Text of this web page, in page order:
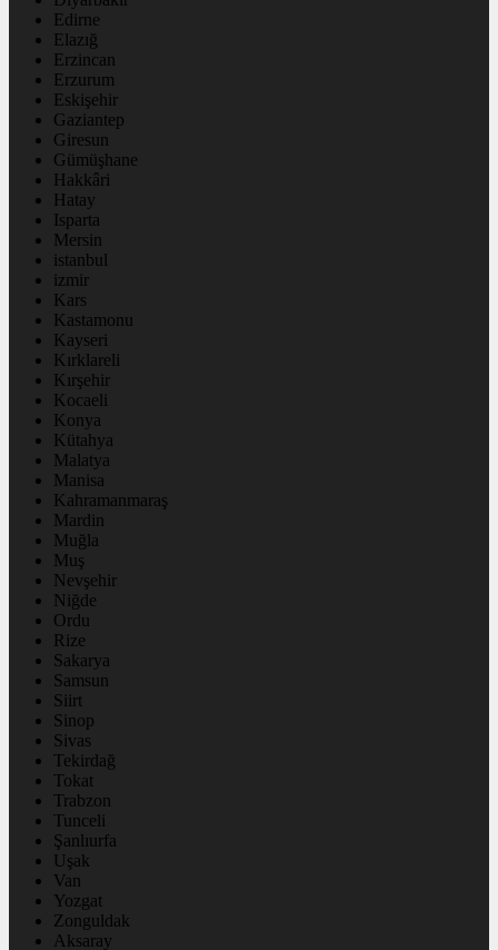
Edirne
Elazığ
Erzincan
Erzurum
Eskişehir
Gaziantep
Giresun
Gümüşhane
Hakkâri
Hatay
Isparta
Mersin
istanbul
izmir
Kars
Kastamonu
Kayseri
Kırklareli
Kırşehir
Kocaeli
Konya
Kütahya
Malatya
Manisa
Kahramanmaraş
Mardin
Muğla
Muş
Nevşehir
Niğde
Ordu
Rize
Sakarya
Samsun
Siirt
Sinop
Sivas
Tekirdağ
Tokat
Trabzon
Tunceli
Şanlıurfa
Uşak
Van
Yozgat
Zonguldak
Aksaray